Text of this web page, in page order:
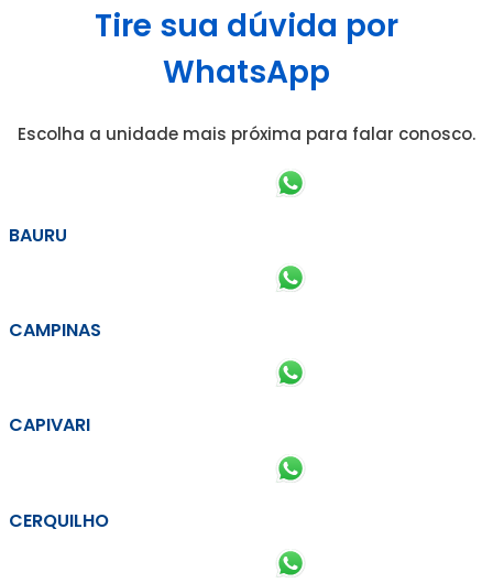
Tire sua dúvida por
WhatsApp
Escolha a unidade mais próxima para falar conosco.
BAURU
CAMPINAS
CAPIVARI
CERQUILHO